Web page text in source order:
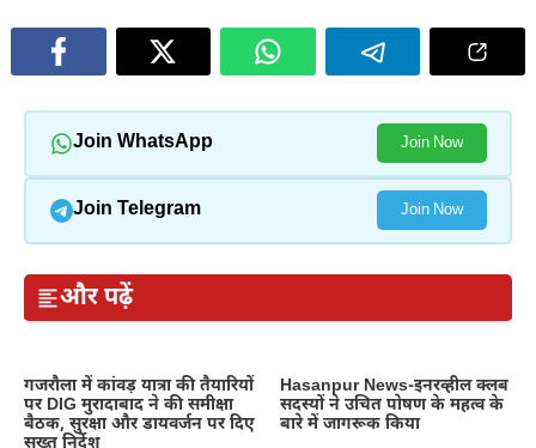
Join WhatsApp Join Now
Join Telegram Join Now
और पढ़ें
गजरौला में कांवड़ यात्रा की तैयारियों
पर DIG मुरादाबाद ने की समीक्षा
बैठक, सुरक्षा और डायवर्जन पर दिए
Hasanpur News-इनरव्हील क्लब
सदस्यों ने उचित पोषण के महत्व के
बारे में जागरूक किया